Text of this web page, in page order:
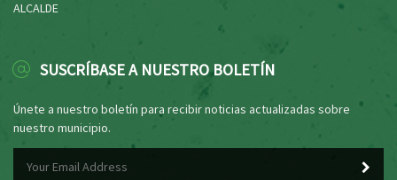
ALCALDE
SUSCRÍBASE A NUESTRO BOLETÍN
Únete a nuestro boletín para recibir noticias actualizadas sobre
nuestro municipio.